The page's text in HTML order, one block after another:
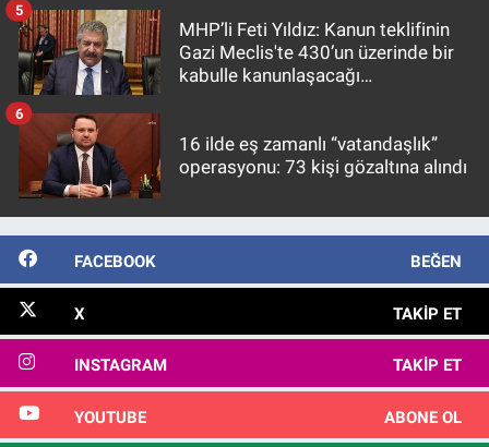
MHP’li Feti Yıldız: Kanun teklifinin
Gazi Meclis'te 430’un üzerinde bir
kabulle kanunlaşacağı
5
16 ilde eş zamanlı “vatandaşlık”
operasyonu: 73 kişi gözaltına alındı
6
FACEBOOK BEĞEN
X TAKIP ET
INSTAGRAM TAKIP ET
YOUTUBE ABONE OL